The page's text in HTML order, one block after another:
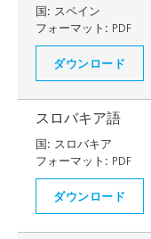
国: スペイン
フォーマット: PDF
ダウンロード
スロバキア語
国: スロバキア
フォーマット: PDF
ダウンロード